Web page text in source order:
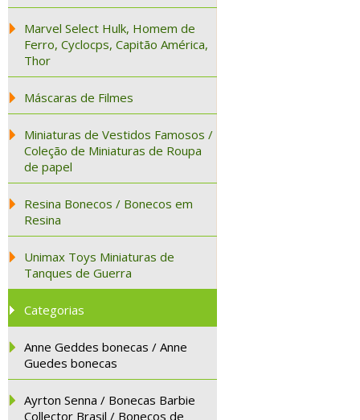
Marvel Select Hulk, Homem de
Ferro, Cyclocps, Capitão América,
Thor
Máscaras de Filmes
Miniaturas de Vestidos Famosos /
Coleção de Miniaturas de Roupa
de papel
Resina Bonecos / Bonecos em
Resina
Unimax Toys Miniaturas de
Tanques de Guerra
Categorias
Anne Geddes bonecas / Anne
Guedes bonecas
Ayrton Senna / Bonecas Barbie
Collector Brasil / Bonecos de